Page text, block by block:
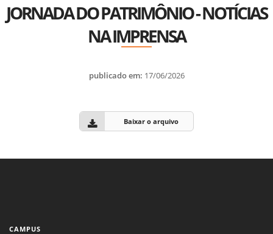
JORNADA DO PATRIMÔNIO - NOTÍCIAS
NA IMPRENSA
publicado em: 17/06/2026
Baixar o arquivo
CAMPUS